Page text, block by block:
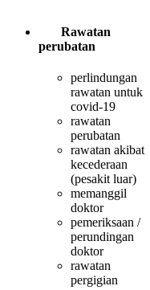
Rawatan
perubatan
perlindungan
rawatan untuk
covid-19
rawatan
perubatan
rawatan akibat
kecederaan
(pesakit luar)
memanggil
doktor
pemeriksaan /
perundingan
doktor
rawatan
pergigian